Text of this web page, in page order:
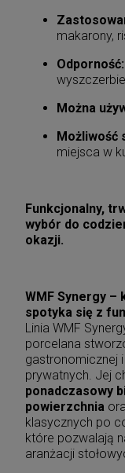
makarony,
Odporność:
Można
Możliwość
miejsca w
Funkcjonalny,
wybór do
okazji.
WMF Synergy
spotyka się z
Linia WMF
porcelana
gastronomicznej
prywatnych. Jej
ponadczasowy
powierzchnia
klasycznych po
które pozwalają
aranżacji